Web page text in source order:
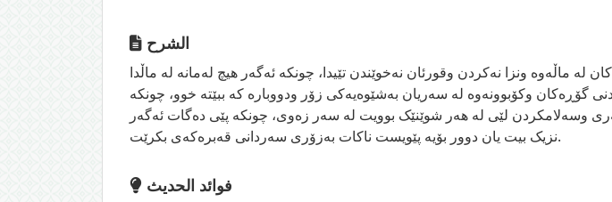
الشرح
ماڵەوە ونزا نەکردن وقورئان نەخوێندن تێیدا، چونکە ئەگەر هیچ لەمانە لە ماڵدا
گۆڕەکان وکۆبوونەوە لە سەریان بەشێوەیەکی زۆر ودووبارە کە ببێتە خوو، چونکە
وسەلامکردن لێی لە هەر شوێنێک بوویت لە سەر زەوی، چونکە پێی دەگات ئەگەر
نزیک بیت یان دوور بۆیە پێویست ناکات بەزۆری سەردانی قەبرەکەی بکرێت.
فوائد الحديث